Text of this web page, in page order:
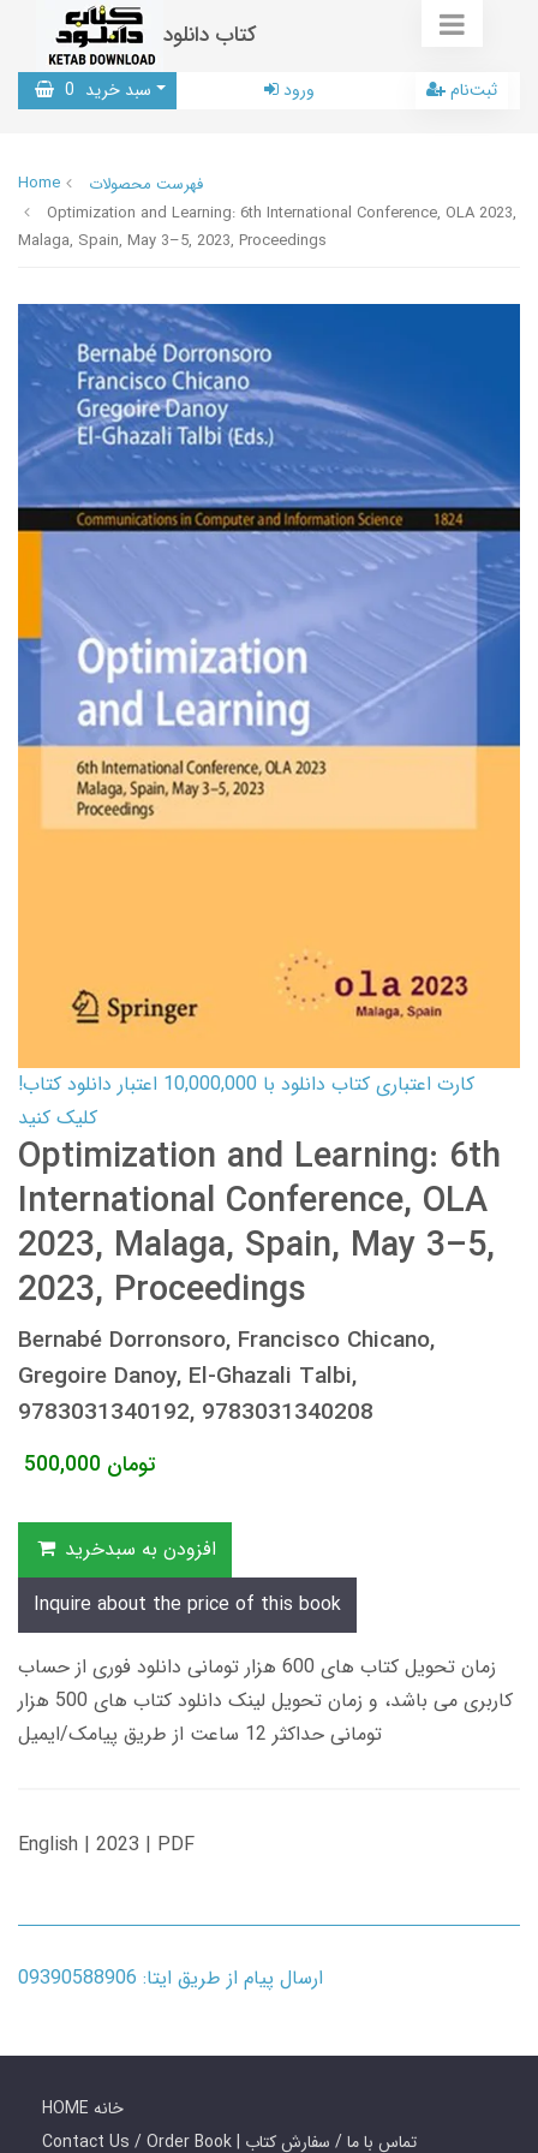
کتاب دانلود
سبد خرید 0 ورود ثبت‌نام
Home
فهرست محصولات
Optimization and Learning: 6th International Conference, OLA 2023,
Malaga, Spain, May 3–5, 2023, Proceedings
کارت اعتباری کتاب دانلود با 10,000,000 اعتبار دانلود کتاب!
کلیک کنید
Optimization and Learning: 6th
International Conference, OLA
2023, Malaga, Spain, May 3–5,
2023, Proceedings
Bernabé Dorronsoro, Francisco Chicano,
Gregoire Danoy, El-Ghazali Talbi,
9783031340192, 9783031340208
500,000 تومان
افزودن به سبدخرید
Inquire about the price of this book
زمان تحویل کتاب های 600 هزار تومانی دانلود فوری از حساب
کاربری می باشد، و زمان تحویل لینک دانلود کتاب های 500 هزار
تومانی حداکثر 12 ساعت از طریق پیامک/ایمیل
English | 2023 | PDF
ارسال پیام از طریق ایتا: 09390588906
HOME خانه
Contact Us / Order Book | تماس با ما / سفارش کتاب